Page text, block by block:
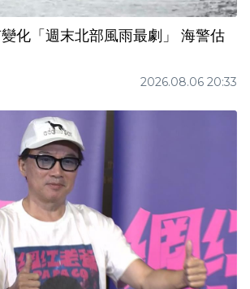
化「週末北部風雨最劇」 海警估
2026.08.06 20:33